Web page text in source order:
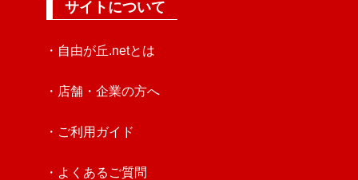
サイトについて
・自由が丘.netとは
・店舗・企業の方へ
・ご利用ガイド
・よくあるご質問